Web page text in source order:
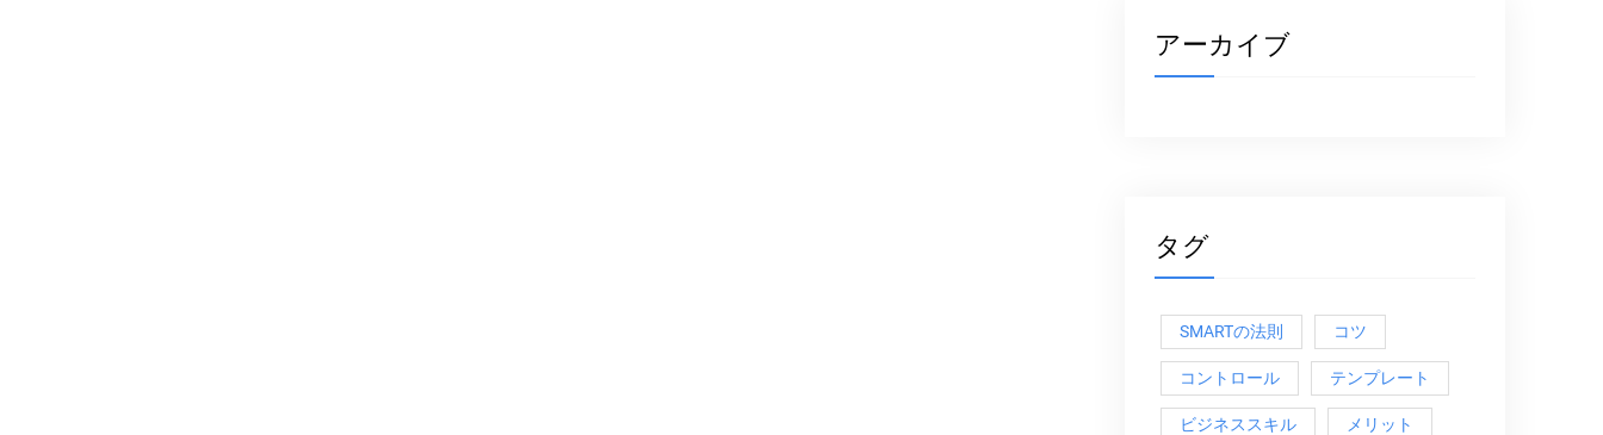
アーカイブ
タグ
SMARTの法則 コツ
コントロール テンプレート
ビジネススキル メリット